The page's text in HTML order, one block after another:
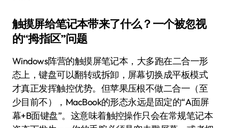
触摸屏给笔记本带来了什么？一个被忽视
的“拇指区”问题
Windows阵营的触摸屏笔记本，大多跑在二合一形
态上，键盘可以翻转或拆卸，屏幕切换成平板模式
才真正发挥触控优势。但苹果压根不做二合一（至
少目前不），MacBook的形态永远是固定的“A面屏
幕+B面键盘”。这意味着触控操作只会在常规笔记本